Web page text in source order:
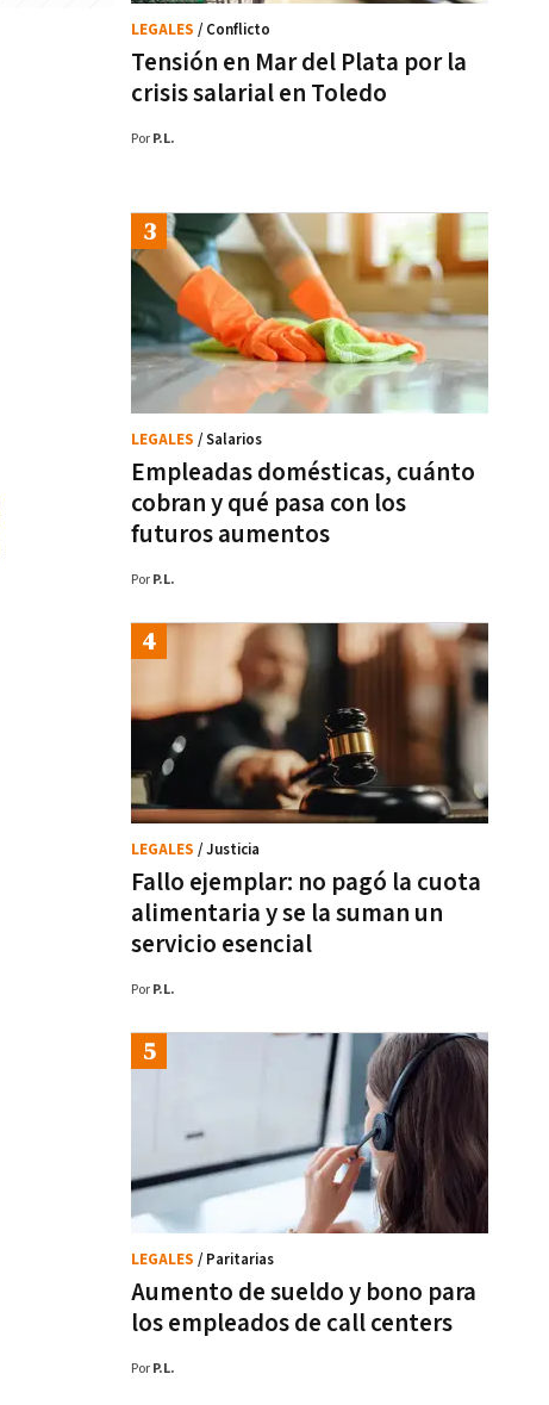
Tensión en Mar del Plata por la
crisis salarial en Toledo
LEGALES / Conflicto
Por P.L.
Empleadas domésticas, cuánto
cobran y qué pasa con los
futuros aumentos
LEGALES / Salarios
Por P.L.
Fallo ejemplar: no pagó la cuota
alimentaria y se la suman un
servicio esencial
LEGALES / Justicia
Por P.L.
Aumento de sueldo y bono para
los empleados de call centers
LEGALES / Paritarias
Por P.L.